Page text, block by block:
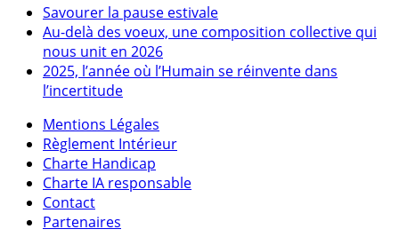
Savourer la pause estivale
Au-delà des voeux, une composition collective qui
nous unit en 2026
2025, l’année où l’Humain se réinvente dans
l’incertitude
Mentions Légales
Règlement Intérieur
Charte Handicap
Charte IA responsable
Contact
Partenaires